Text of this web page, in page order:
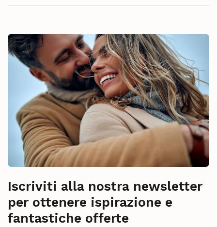
Iscriviti alla nostra newsletter
per ottenere ispirazione e
fantastiche offerte